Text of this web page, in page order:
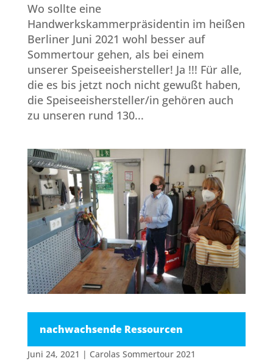
Wo sollte eine
Handwerkskammerpräsidentin im heißen
Berliner Juni 2021 wohl besser auf
Sommertour gehen, als bei einem
unserer Speiseeishersteller! Ja !!! Für alle,
die es bis jetzt noch nicht gewußt haben,
die Speiseeishersteller/in gehören auch
zu unseren rund 130...
nachwachsende Ressourcen
Juni 24, 2021 | Carolas Sommertour 2021